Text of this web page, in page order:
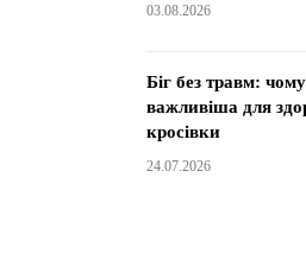
03.08.2026
Біг без травм:
важливіша для
кросівки
24.07.2026